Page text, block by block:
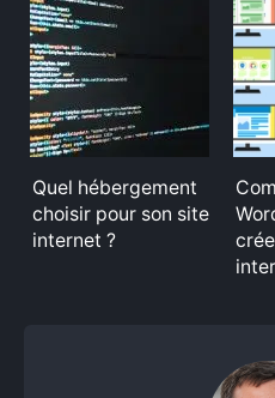
Quel hébergement
choisir pour son site
internet ?